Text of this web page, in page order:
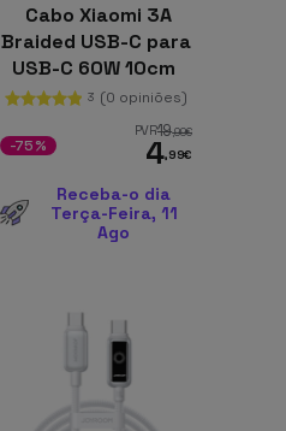
Cabo Xiaomi 3A
Braided USB-C para
USB-C 60W 10cm
3 (0 opiniões)
PVR19,99€
4,99€
-75%
Receba-o dia
Terça-Feira, 11
Ago